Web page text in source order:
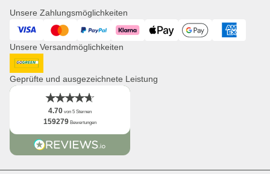
Uhren
Presse
Kooperationsanfragen
Distribution & B2B
Newsletter
App
Unsere Zahlungsmöglichkeiten
Visa Mastercard PayPal Klarna ApplePay GooglePay American
Unsere Versandmöglichkeiten
DHL GoGreen
Geprüfte und ausgezeichnete Leistung
4.70 von 5 Sternen
159279 Bewertungen